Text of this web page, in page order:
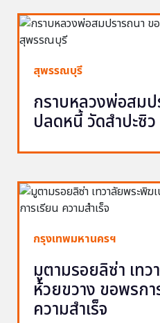
สุพรรณบุรี
กราบหลวงพ่อสม
ปลดหนี้ วัดสำปะซิ
กรุงเทพมหานครฯ
มูตามรอยลิซ่า เท
ห้วยขวาง ขอพรกา
ความสำเร็จ